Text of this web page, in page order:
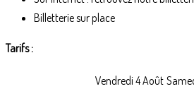
Billetterie sur place
Tarifs :
Vendredi 4 Août